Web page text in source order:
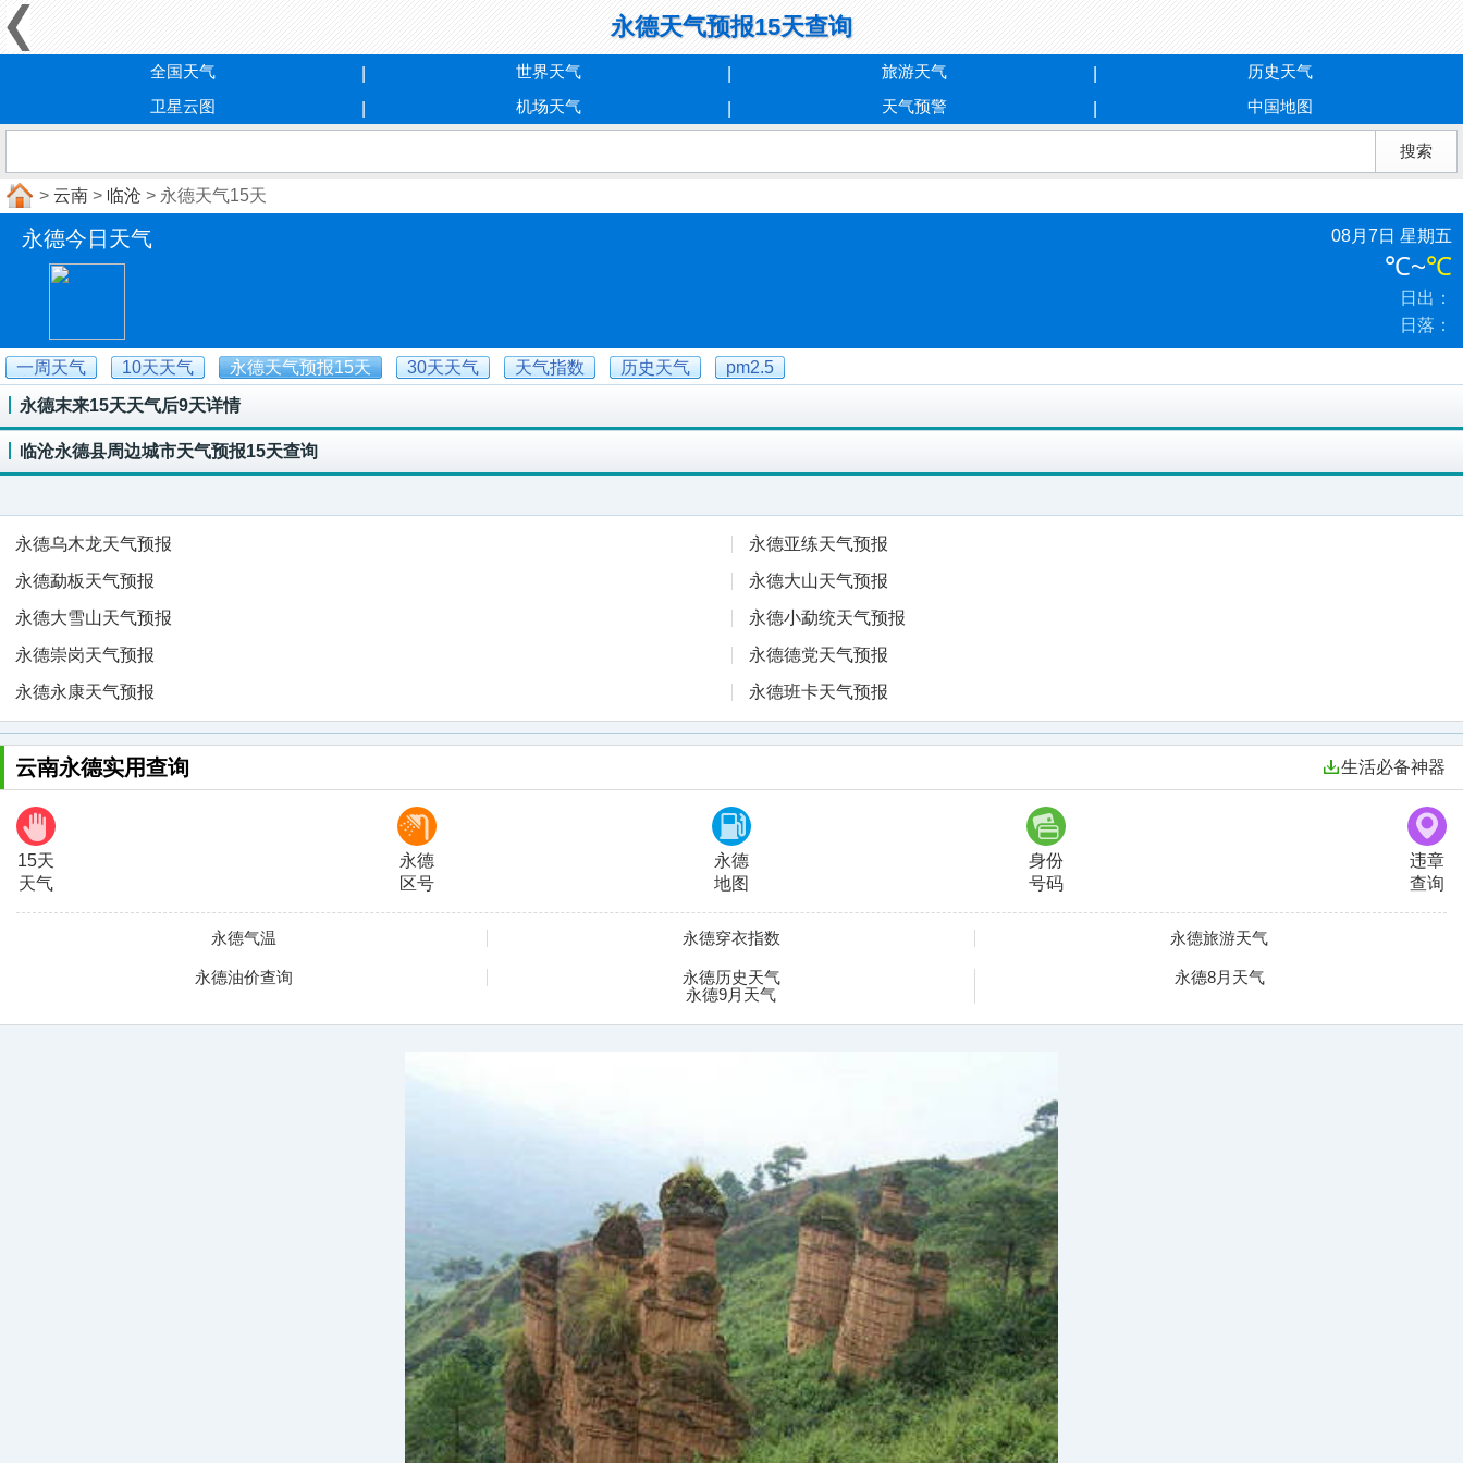
永德天气预报15天查询
全国天气 世界天气 旅游天气
历史天气
卫星云图
机场天气 天气预警 中国地图
> 云南 > 临沧 > 永德天气15天
永德今日天气 08月7日 星期五
℃~℃
日出：
日落：
一周天气 10天天气 永德天气预报15天 30天天气 天气指数 历史天气 pm2.5
永德末来15天天气后9天详情
临沧永德县周边城市天气预报15天查询
永德乌木龙天气预报
永德亚练天气预报
永德勐板天气预报
永德大山天气预报
永德大雪山天气预报
永德小勐统天气预报
永德崇岗天气预报
永德德党天气预报
永德永康天气预报
永德班卡天气预报
云南永德实用查询 生活必备神器
15天
天气
永德
区号
永德
地图
身份
号码
违章
查询
永德气温 永德穿衣指数 永德旅游天气
永德油价查询 永德历史天气
永德8月天气
永德9月天气